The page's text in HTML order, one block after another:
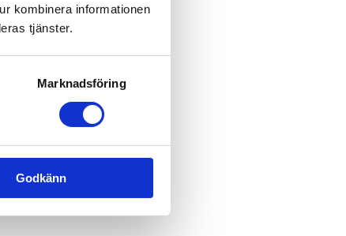
kombinera informationen
tjänster.
Marknadsföring
Godkänn